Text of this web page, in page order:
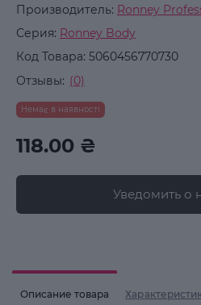
Производитель: Ronney
Серия: Ronney Body
Код Товара: 5060456770730
Отзывы: (0)
Немає в наявності
118.00 ₴
Уведомить о
Описание товара